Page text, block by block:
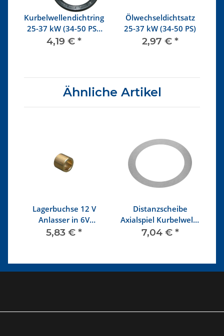
Kurbelwellendichtring
25-37 kW (34-50 PS),
Standard
4,19 € *
Ölwechseldichtsatz
25-37 kW (34-50 PS)
2,97 € *
Ähnliche Artikel
Lagerbuchse 12 V
Anlasser in 6V
Getriebe
5,83 € *
Distanzscheibe
Axialspiel Kurbelwelle
0,36 mm
7,04 € *